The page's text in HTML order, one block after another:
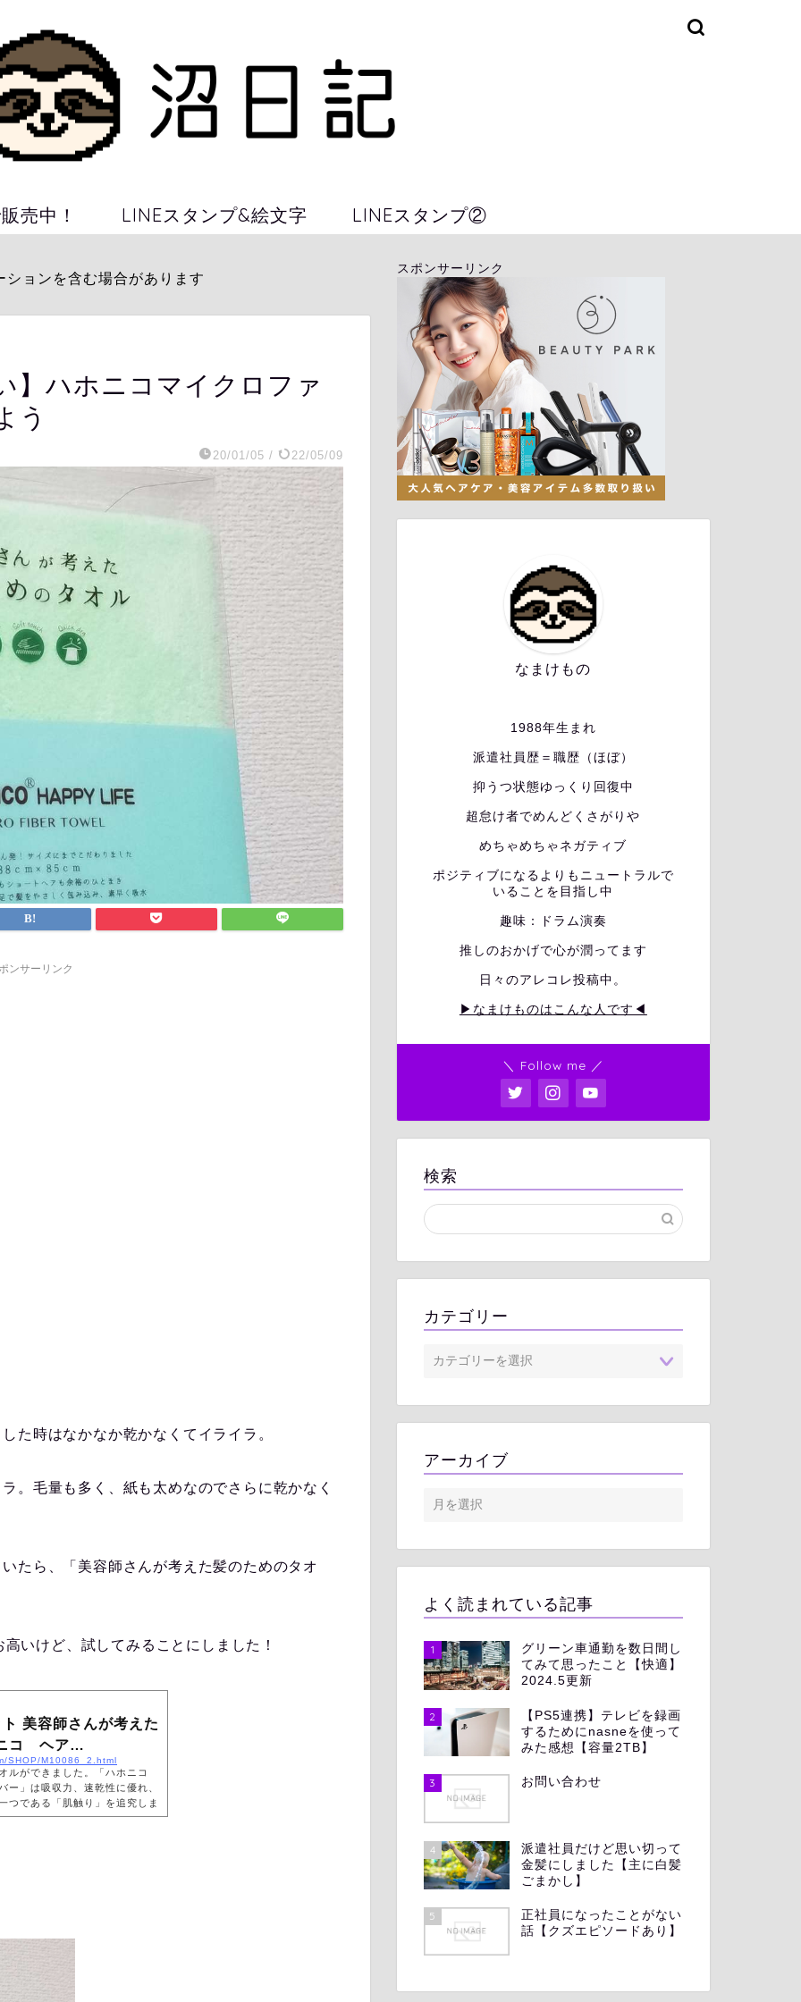
売中！ LINEスタンプ&絵文字 LINEスタンプ②
ションを含む場合があります
】ハホニコマイクロファ
う
20/01/05 / 22/05/09
ンサーリンク
た時はなかなか乾かなくてイライラ。
。毛量も多く、紙も太めなのでさらに乾かなく
たら、「美容師さんが考えた髪のためのタオ
いけど、試してみることにしました！
美容師さんが考えた
ニコ ヘア…
SHOP/M10086_2.html
ルができました。「ハホニコ
」は吸収力、速乾性に優れ、
つである「肌触り」を追究しま
すのは億劫だからと、ドライヤ
スポンサーリンク
なまけもの
1988年生まれ
派遣社員歴＝職歴（ほぼ）
抑うつ状態ゆっくり回復中
超怠け者でめんどくさがりや
めちゃめちゃネガティブ
ポジティブになるよりもニュートラルで
いることを目指し中
趣味：ドラム演奏
推しのおかげで心が潤ってます
日々のアレコレ投稿中。
▶なまけものはこんな人です◀
＼ Follow me ／
検索
カテゴリー
アーカイブ
よく読まれている記事
1
グリーン車通勤を数日間し
てみて思ったこと【快適】
2024.5更新
2
【PS5連携】テレビを録画
するためにnasneを使って
みた感想【容量2TB】
3 お問い合わせ
4
派遣社員だけど思い切って
金髪にしました【主に白髪
ごまかし】
5
正社員になったことがない
話【クズエピソードあり】